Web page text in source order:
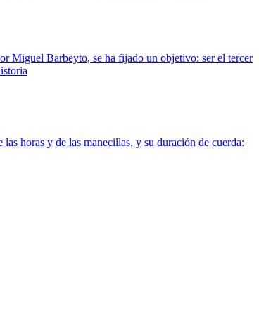
Miguel Barbeyto, se ha fijado un objetivo: ser el tercer
horas y de las manecillas, y su duración de cuerda: